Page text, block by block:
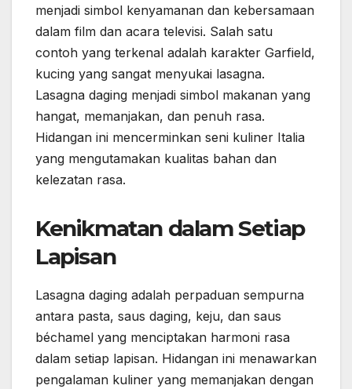
menjadi simbol kenyamanan dan kebersamaan
dalam film dan acara televisi. Salah satu
contoh yang terkenal adalah karakter Garfield,
kucing yang sangat menyukai lasagna.
Lasagna daging menjadi simbol makanan yang
hangat, memanjakan, dan penuh rasa.
Hidangan ini mencerminkan seni kuliner Italia
yang mengutamakan kualitas bahan dan
kelezatan rasa.
Kenikmatan dalam Setiap
Lapisan
Lasagna daging adalah perpaduan sempurna
antara pasta, saus daging, keju, dan saus
béchamel yang menciptakan harmoni rasa
dalam setiap lapisan. Hidangan ini menawarkan
pengalaman kuliner yang memanjakan dengan